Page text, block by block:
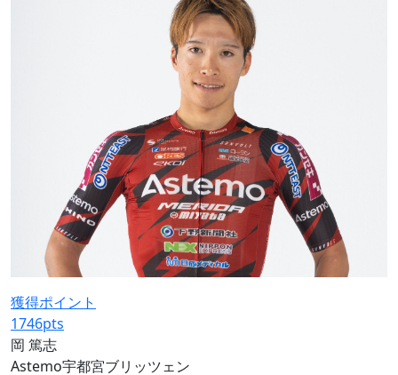
獲得ポイント
1746pts
岡 篤志
Astemo宇都宮ブリッツェン